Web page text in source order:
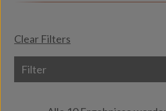
Clear Filters
Filter